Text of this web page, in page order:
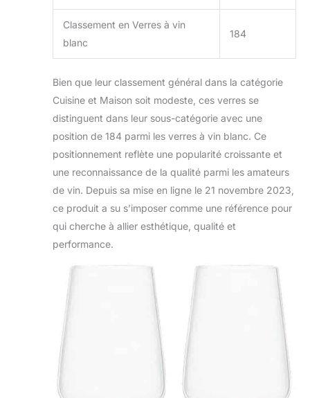
Classement en Verres à vin
blanc
184
Bien que leur classement général dans la catégorie
Cuisine et Maison soit modeste, ces verres se
distinguent dans leur sous-catégorie avec une
position de 184 parmi les verres à vin blanc. Ce
positionnement reflète une popularité croissante et
une reconnaissance de la qualité parmi les amateurs
de vin. Depuis sa mise en ligne le 21 novembre 2023,
ce produit a su s’imposer comme une référence pour
qui cherche à allier esthétique, qualité et
performance.